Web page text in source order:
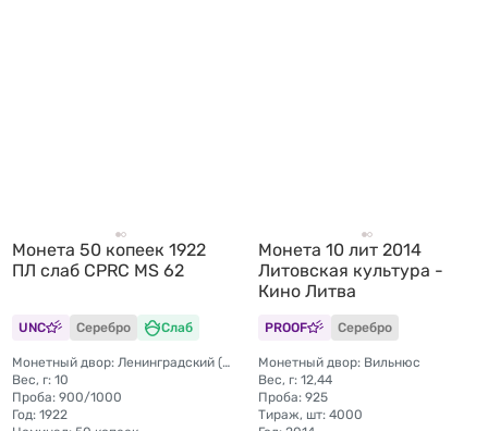
Монета 50 копеек 1922
ПЛ слаб CPRC MS 62
UNC Серебро Слаб
Монетный двор: Ленинградский (ЛМД)
Вес, г: 10
Проба: 900/1000
Год: 1922
Монета 10 лит 2014
Литовская культура -
Кино Литва
PROOF Серебро
Монетный двор: Вильнюс
Вес, г: 12,44
Проба: 925
Тираж, шт: 4000